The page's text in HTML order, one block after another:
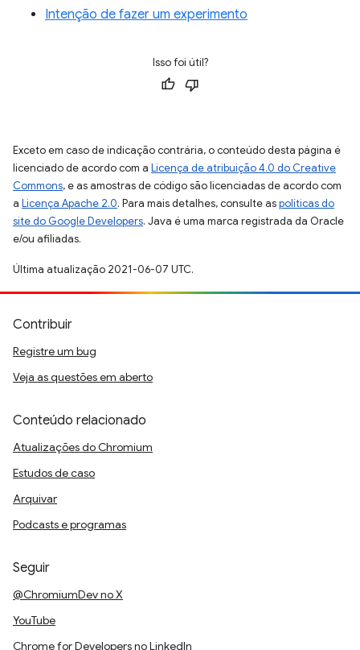
Intenção de fazer um experimento
Isso foi útil?
Exceto em caso de indicação contrária, o conteúdo desta página é
licenciado de acordo com a Licença de atribuição 4.0 do Creative
Commons, e as amostras de código são licenciadas de acordo com
a Licença Apache 2.0. Para mais detalhes, consulte aspolíticas do
site do Google Developers. Java é uma marca registrada da Oracle
e/ou afiliadas.
Última atualização 2021-06-07 UTC.
Contribuir
Registre um bug
Veja as questões em aberto
Conteúdo relacionado
Atualizações do Chromium
Estudos de caso
Arquivar
Podcasts e programas
Seguir
@ChromiumDev no X
YouTube
Chrome for Developers no LinkedIn